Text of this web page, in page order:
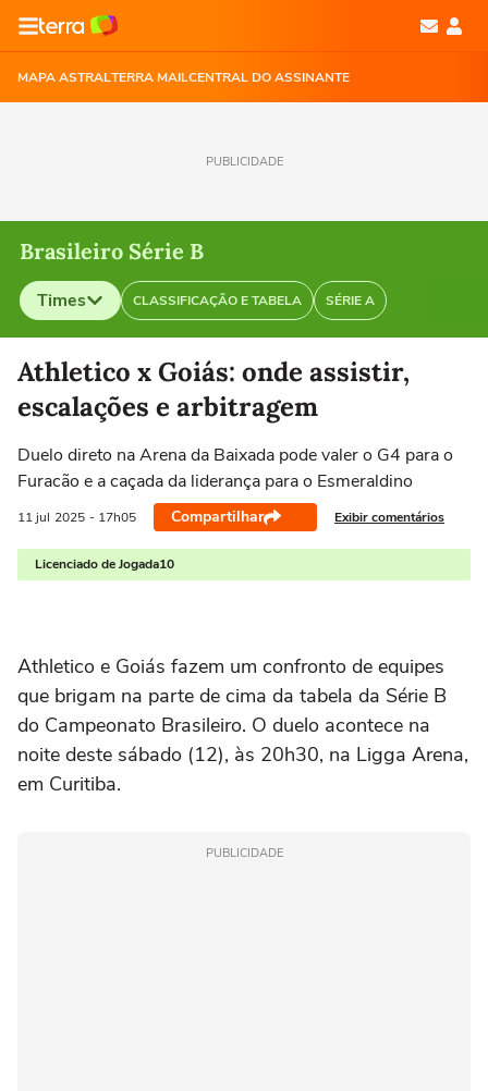
MAPA ASTRALTERRA MAILCENTRAL DO ASSINANTE
PUBLICIDADE
Brasileiro Série B
Times CLASSIFICAÇÃO E TABELA SÉRIE A
Selecione o time para ver as notícias
Athletico x Goiás: onde assistir,
escalações e arbitragem
Duelo direto na Arena da Baixada pode valer o G4 para o
Furacão e a caçada da liderança para o Esmeraldino
11 jul 2025 - 17h05 Compartilhar Exibir comentários
Licenciado de Jogada10
Athletico e Goiás fazem um confronto de equipes
que brigam na parte de cima da tabela da Série B
do Campeonato Brasileiro. O duelo acontece na
noite deste sábado (12), às 20h30, na Ligga Arena,
em Curitiba.
PUBLICIDADE